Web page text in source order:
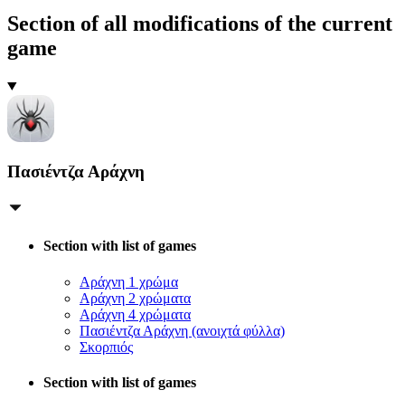
Section of all modifications of the current
game
Πασιέντζα Αράχνη
Section with list of games
Αράχνη 1 χρώμα
Αράχνη 2 χρώματα
Αράχνη 4 χρώματα
Πασιέντζα Αράχνη (ανοιχτά φύλλα)
Σκορπιός
Section with list of games